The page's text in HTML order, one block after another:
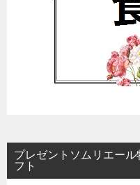
プレゼントソムリエー
フト